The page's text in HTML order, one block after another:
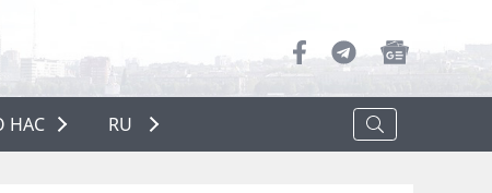
НАС
О НАС
RU